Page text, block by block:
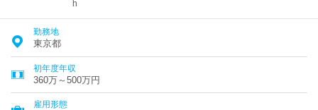
h
勤務地
東京都
初年度年収
360万～500万円
雇用形態